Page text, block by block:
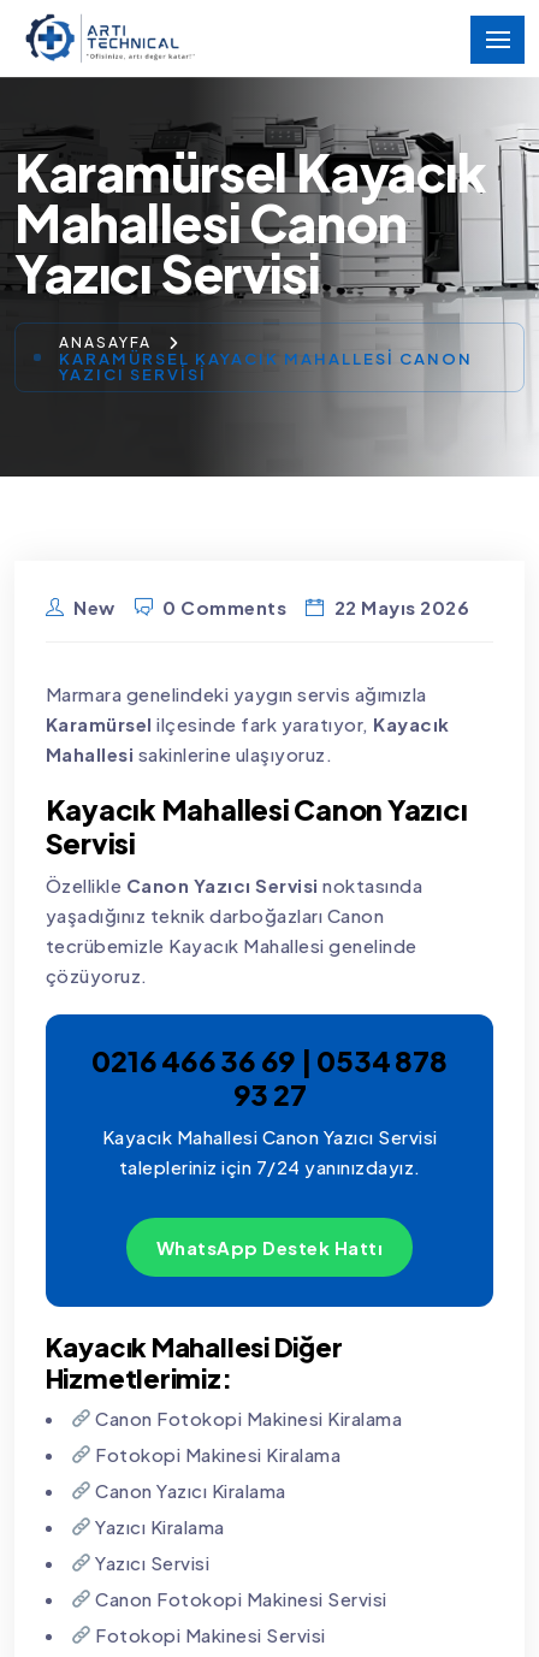
Karamürsel Kayacık
Mahallesi Canon
Yazıcı Servisi
ANASAYFA
KARAMÜRSEL KAYACIK MAHALLESI CANON
YAZICI SERVISI
New 0 Comments 22 Mayıs 2026
Marmara genelindeki yaygın servis ağımızla
Karamürsel ilçesinde fark yaratıyor, Kayacık
Mahallesi sakinlerine ulaşıyoruz.
Kayacık Mahallesi Canon Yazıcı
Servisi
Özellikle Canon Yazıcı Servisi noktasında
yaşadığınız teknik darboğazları Canon
tecrübemizle Kayacık Mahallesi genelinde
çözüyoruz.
0216 466 36 69 | 0534 878
93 27
Kayacık Mahallesi Canon Yazıcı Servisi
talepleriniz için 7/24 yanınızdayız.
WhatsApp Destek Hattı
Kayacık Mahallesi Diğer
Hizmetlerimiz:
Canon Fotokopi Makinesi Kiralama
Fotokopi Makinesi Kiralama
Canon Yazıcı Kiralama
Yazıcı Kiralama
Yazıcı Servisi
Canon Fotokopi Makinesi Servisi
Fotokopi Makinesi Servisi